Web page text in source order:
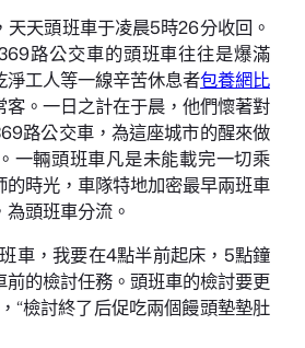
天天頭班車于凌晨5時26分收回。
路公交車的頭班車往往是爆滿
淨工人等一線辛苦休息者包養網比
客。一日之計在于晨，他們懷著對
路公交車，為這座城市的醒來做
一輛頭班車凡是未能載完一切乘
時光，車隊特地加密最早兩班車
為頭班車分流。
，我要在4點半前起床，5點鐘
的檢討任務。頭班車的檢討要更
“檢討終了后促吃兩個饅頭墊墊肚